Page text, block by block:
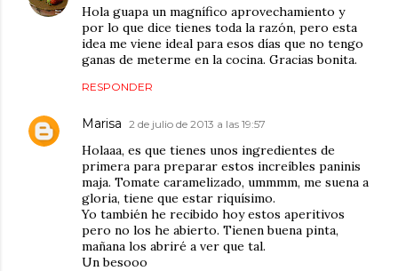
Hola guapa un magnífico aprovechamiento y
por lo que dice tienes toda la razón, pero esta
idea me viene ideal para esos días que no tengo
ganas de meterme en la cocina. Gracias bonita.
RESPONDER
Marisa 2 de julio de 2013 a las 19:57
Holaaa, es que tienes unos ingredientes de
primera para preparar estos increíbles paninis
maja. Tomate caramelizado, ummmm, me suena a
gloria, tiene que estar riquísimo.
Yo también he recibido hoy estos aperitivos
pero no los he abierto. Tienen buena pinta,
mañana los abriré a ver que tal.
Un besooo